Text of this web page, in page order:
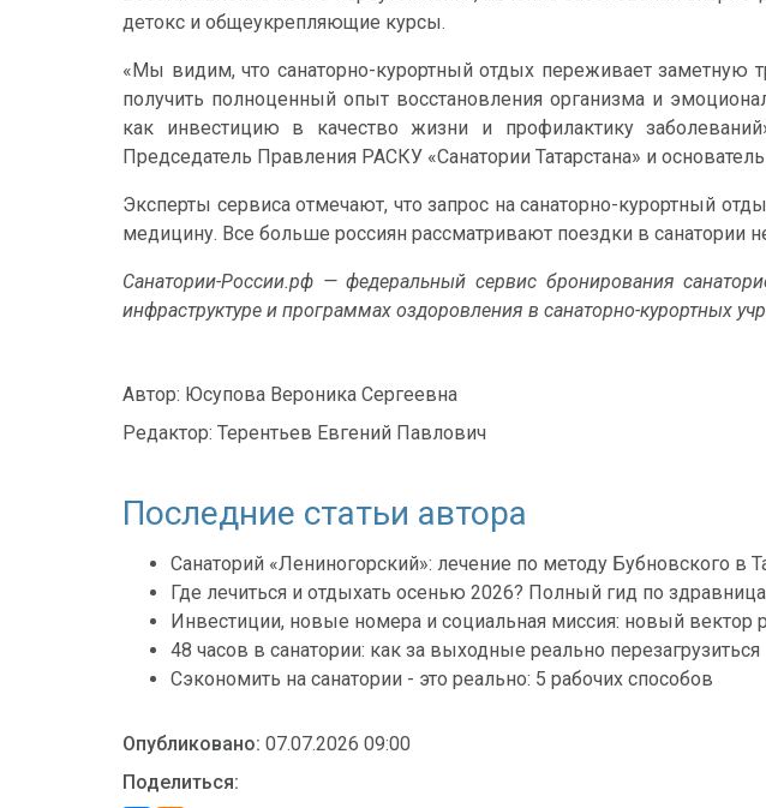
детокс и общеукрепляющие курсы.
«Мы видим, что санаторно-курортный отдых переживает заметную
получить полноценный опыт восстановления организма и
как инвестицию в качество жизни и профилактику
Председатель Правления РАСКУ «Санатории Татарстана» и
Эксперты сервиса отмечают, что запрос на санаторно-курортный
медицину. Все больше россиян рассматривают поездки в санатории
Санатории-России.рф — федеральный сервис бронирования
инфраструктуре и программах оздоровления в санаторно-курортных
Автор: Юсупова Вероника Сергеевна
Редактор: Терентьев Евгений Павлович
Последние статьи автора
Санаторий «Лениногорский»: лечение по методу Бубновского в
Где лечиться и отдыхать осенью 2026? Полный гид по
Инвестиции, новые номера и социальная миссия: новый вектор
48 часов в санатории: как за выходные реально перезагрузиться
Сэкономить на санатории - это реально: 5 рабочих способов
Опубликовано: 07.07.2026 09:00
Поделиться: